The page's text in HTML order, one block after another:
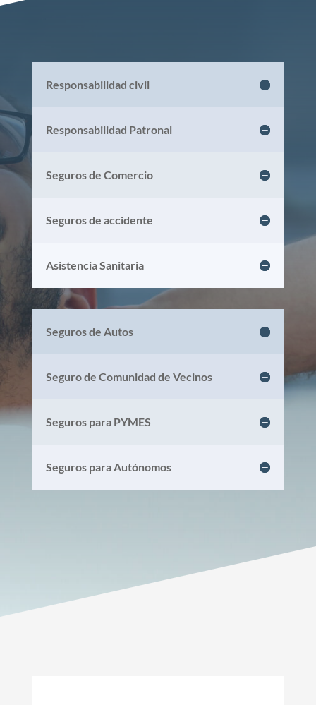
Responsabilidad civil
Responsabilidad Patronal
Seguros de Comercio
Seguros de accidente
Asistencia Sanitaria
Seguros de Autos
Seguro de Comunidad de Vecinos
Seguros para PYMES
Seguros para Autónomos